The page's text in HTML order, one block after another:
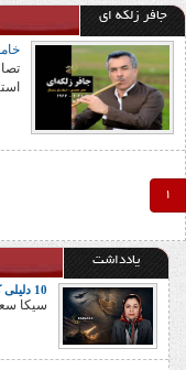
جافر زلکه ای
1
یادداشت
10 دلیلی که بر اساس آنها ایران پیروز جنگ با آمریکا/اسرائیل است!
سیکا